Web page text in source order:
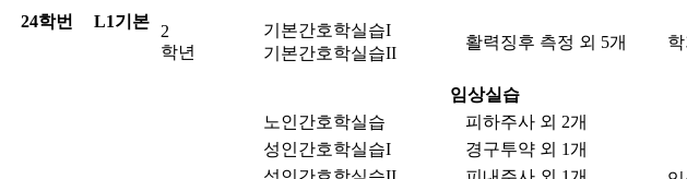
24학번 L1기본
2
학년
기본간호학실습I
기본간호학실습II
활력징후 측정 외 5개
임상실습
노인간호학실습 피하주사 외 2개
성인간호학실습I
경구투약 외 1개